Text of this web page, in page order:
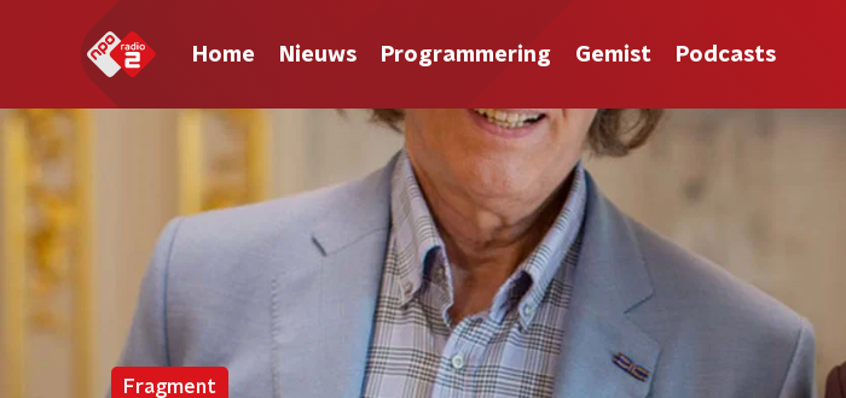
Home Nieuws Programmering Gemist Podcasts
Fragment